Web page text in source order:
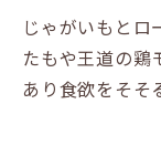
じゃがいもとロ
たもや王道の鶏
あり食欲をそそ